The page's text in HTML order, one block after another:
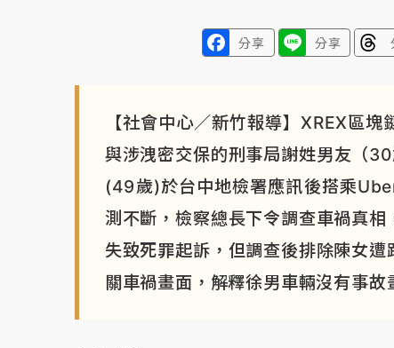
分享 分享
【社會中心／新竹報導】XREX區
與涉洩密交保的刑事局謝姓男友（
(49歲)於台中地檢署應訊後搭乘
測不斷，檢察總長下令調查車禍真
失致死罪起訴，但調查後排除陳女
關車禍畫面，解釋徐男車輛沒有事故